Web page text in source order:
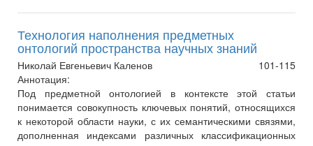
Технология наполнения предметных
онтологий пространства научных знаний
Николай Евгеньевич Каленов
101-115
Аннотация:
Под предметной онтологией в контексте этой статьи
понимается совокупность ключевых понятий, относящихся
к некоторой области науки, с их семантическими связями,
дополненная индексами различных классификационных